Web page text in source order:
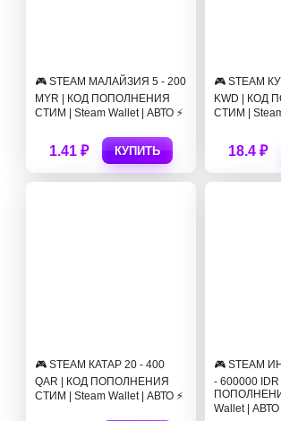
🎮 STEAM МАЛАЙЗИЯ 5 - 200
MYR | КОД ПОПОЛНЕНИЯ
СТИМ | Steam Wallet | АВТО ⚡
1.41 ₽ КУПИТЬ
🎮 STEAM
KWD | КОД
СТИМ |
18.4 ₽
🎮 STEAM КАТАР 20 - 400
QAR | КОД ПОПОЛНЕНИЯ
СТИМ | Steam Wallet | АВТО ⚡
🎮 STEAM
- 600000
Wallet | АВТО